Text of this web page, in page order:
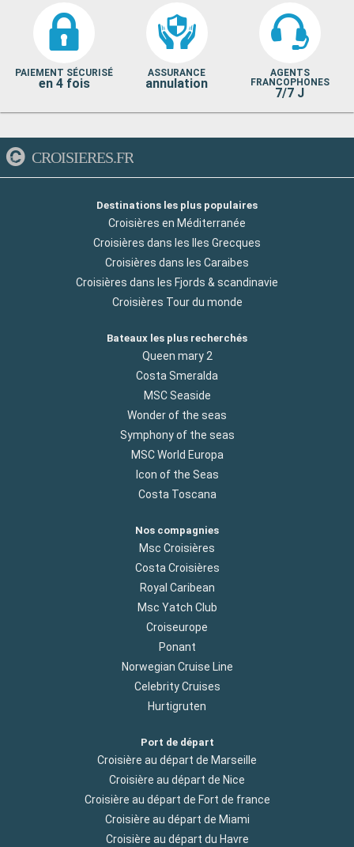
PAIEMENT SÉCURISÉ
en 4 fois
ASSURANCE
annulation
AGENTS
FRANCOPHONES
7/7 J
CROISIERES.FR
Destinations les plus populaires
Croisières en Méditerranée
Croisières dans les Iles Grecques
Croisières dans les Caraibes
Croisières dans les Fjords & scandinavie
Croisières Tour du monde
Bateaux les plus recherchés
Queen mary 2
Costa Smeralda
MSC Seaside
Wonder of the seas
Symphony of the seas
MSC World Europa
Icon of the Seas
Costa Toscana
Nos compagnies
Msc Croisières
Costa Croisières
Royal Caribean
Msc Yatch Club
Croiseurope
Ponant
Norwegian Cruise Line
Celebrity Cruises
Hurtigruten
Port de départ
Croisière au départ de Marseille
Croisière au départ de Nice
Croisière au départ de Fort de france
Croisière au départ de Miami
Croisière au départ du Havre